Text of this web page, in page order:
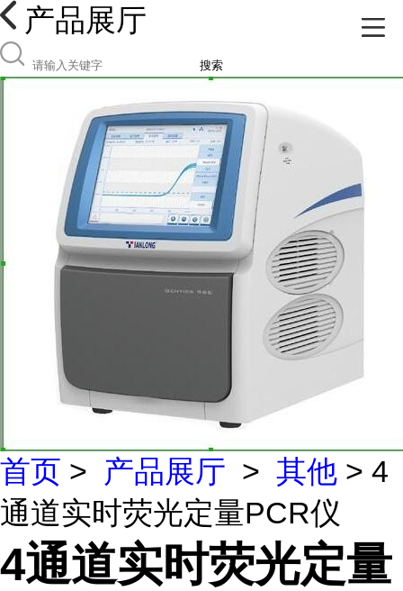
产品展厅
搜索
首页 > 产品展厅 > 其他 > 4
通道实时荧光定量PCR仪
4通道实时荧光定量